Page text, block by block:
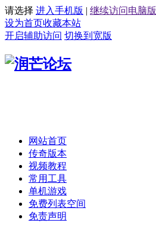
请选择 进入手机版 | 继续访问电脑版
设为首页收藏本站
开启辅助访问 切换到宽版
网站首页
传奇版本
视频教程
常用工具
单机游戏
免费列表空间
免责声明